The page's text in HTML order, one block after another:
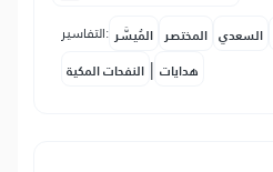
التفاسير: المُيسَّر المختصر السعدي
النفحات المكية | هدايات